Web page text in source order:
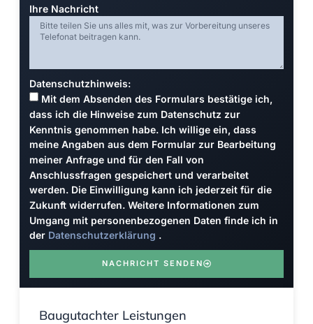
Ihre Nachricht
Datenschutzhinweis:
Mit dem Absenden des Formulars bestätige ich,
dass ich die Hinweise zum Datenschutz zur
Kenntnis genommen habe. Ich willige ein, dass
meine Angaben aus dem Formular zur Bearbeitung
meiner Anfrage und für den Fall von
Anschlussfragen gespeichert und verarbeitet
werden. Die Einwilligung kann ich jederzeit für die
Zukunft widerrufen. Weitere Informationen zum
Umgang mit personenbezogenen Daten finde ich in
der Datenschutzerklärung .
NACHRICHT SENDEN
Baugutachter Leistungen